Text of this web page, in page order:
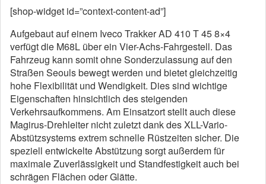
[shop-widget id=”context-content-ad”]
Aufgebaut auf einem Iveco Trakker AD 410 T 45 8×4
verfügt die M68L über ein Vier-Achs-Fahrgestell. Das
Fahrzeug kann somit ohne Sonderzulassung auf den
Straßen Seouls bewegt werden und bietet gleichzeitig
hohe Flexibilität und Wendigkeit. Dies sind wichtige
Eigenschaften hinsichtlich des steigenden
Verkehrsaufkommens. Am Einsatzort stellt auch diese
Magirus-Drehleiter nicht zuletzt dank des XLL-Vario-
Abstützsystems extrem schnelle Rüstzeiten sicher. Die
speziell entwickelte Abstützung sorgt außerdem für
maximale Zuverlässigkeit und Standfestigkeit auch bei
schrägen Flächen oder Glätte.